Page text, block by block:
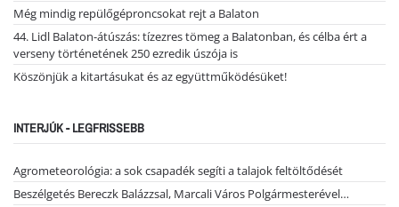
Még mindig repülőgéproncsokat rejt a Balaton
44. Lidl Balaton-átúszás: tízezres tömeg a Balatonban, és célba ért a
verseny történetének 250 ezredik úszója is
Köszönjük a kitartásukat és az együttműködésüket!
INTERJÚK - LEGFRISSEBB
Agrometeorológia: a sok csapadék segíti a talajok feltöltődését
Beszélgetés Bereczk Balázzsal, Marcali Város Polgármesterével…